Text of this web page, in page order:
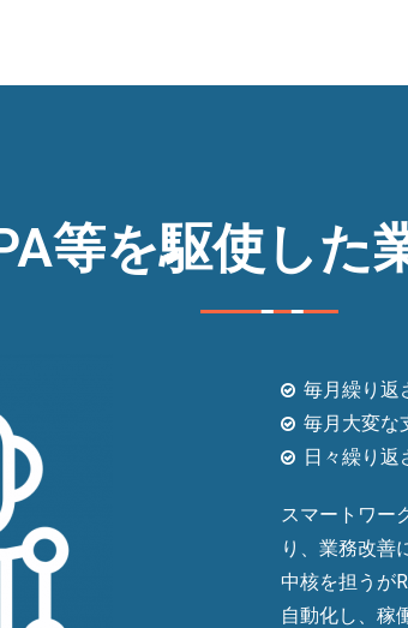
等を駆使した
毎月繰り返
毎月大変な
日々繰り返
スマートワー
り、業務改善
中核を担うが
自動化し、稼